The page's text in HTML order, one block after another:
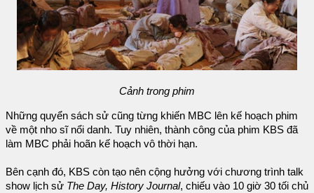
Cảnh trong phim
Những quyển sách sử cũng từng khiến MBC lên kế hoạch phim
về một nho sĩ nổi danh. Tuy nhiên, thành công của phim KBS đã
làm MBC phải hoãn kế hoạch vô thời hạn.
Bên cạnh đó, KBS còn tạo nên cộng hưởng với chương trình talk
show lịch sử The Day, History Journal, chiếu vào 10 giờ 30 tối chủ